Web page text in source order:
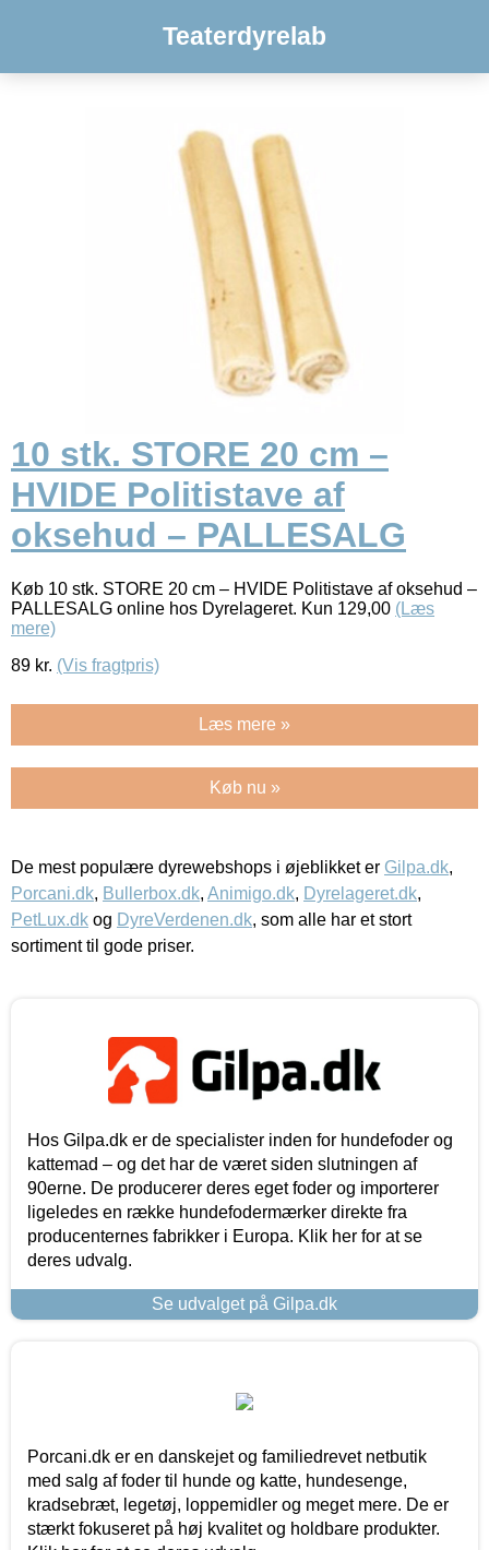
Teaterdyrelab
10 stk. STORE 20 cm –
HVIDE Politistave af
oksehud – PALLESALG
Køb 10 stk. STORE 20 cm – HVIDE Politistave af oksehud –
PALLESALG online hos Dyrelageret. Kun 129,00 (Læs
mere)
89 kr. (Vis fragtpris)
Læs mere »
Køb nu »
De mest populære dyrewebshops i øjeblikket er Gilpa.dk,
Porcani.dk, Bullerbox.dk, Animigo.dk, Dyrelageret.dk,
PetLux.dk og DyreVerdenen.dk, som alle har et stort
sortiment til gode priser.
Hos Gilpa.dk er de specialister inden for hundefoder og
kattemad – og det har de været siden slutningen af
90erne. De producerer deres eget foder og importerer
ligeledes en række hundefodermærker direkte fra
producenternes fabrikker i Europa. Klik her for at se
deres udvalg.
Se udvalget på Gilpa.dk
Porcani.dk er en danskejet og familiedrevet netbutik
med salg af foder til hunde og katte, hundesenge,
kradsebræt, legetøj, loppemidler og meget mere. De er
stærkt fokuseret på høj kvalitet og holdbare produkter.